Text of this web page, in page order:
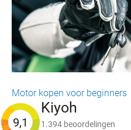
Motor kopen voor beginners
9,1
Kiyoh
1.394 beoordelingen